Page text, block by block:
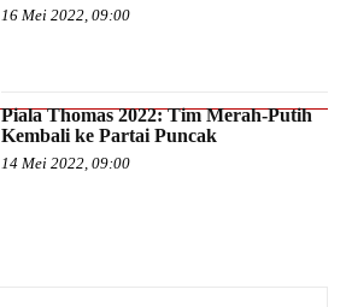
16 Mei 2022, 09:00
Piala Thomas 2022: Tim Merah-Putih
Kembali ke Partai Puncak
14 Mei 2022, 09:00